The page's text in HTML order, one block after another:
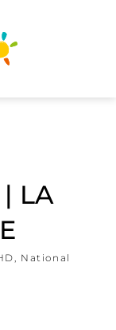
LA
, National